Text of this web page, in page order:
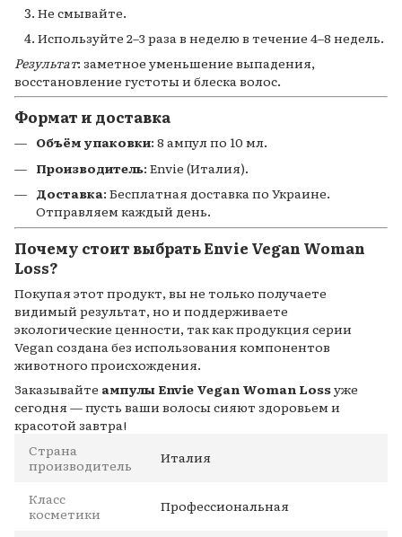
Не смывайте.
Используйте 2–3 раза в неделю в течение 4–8 недель.
Результат: заметное уменьшение выпадения,
восстановление густоты и блеска волос.
Формат и доставка
Объём упаковки: 8 ампул по 10 мл.
Производитель: Envie (Италия).
Доставка: Бесплатная доставка по Украине.
Отправляем каждый день.
Почему стоит выбрать Envie Vegan Woman
Loss?
Покупая этот продукт, вы не только получаете
видимый результат, но и поддерживаете
экологические ценности, так как продукция серии
Vegan создана без использования компонентов
животного происхождения.
Заказывайте ампулы Envie Vegan Woman Lossуже
сегодня — пусть ваши волосы сияют здоровьем и
красотой завтра!
Страна
производитель
Италия
Класс
косметики
Профессиональная